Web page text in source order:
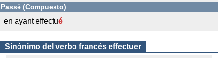
Passé (Compuesto)
en ayant effectué
Sinónimo del verbo francés effectuer